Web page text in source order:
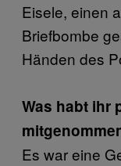
Eisele, einen
Briefbombe
Händen des
Was habt ihr
Es war eine